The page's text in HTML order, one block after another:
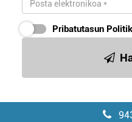
Pribatutasun